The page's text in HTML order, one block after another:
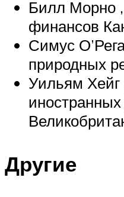
Билл Морно
финансов
Симус
природных
Уильям Хейг
Другие